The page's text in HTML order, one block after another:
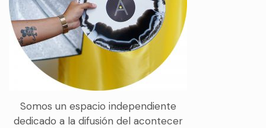
Somos un espacio independiente
dedicado a la difusión del acontecer